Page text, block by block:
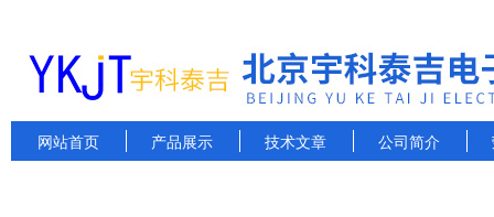
网站首页 产品展示 技术文章 公司简介